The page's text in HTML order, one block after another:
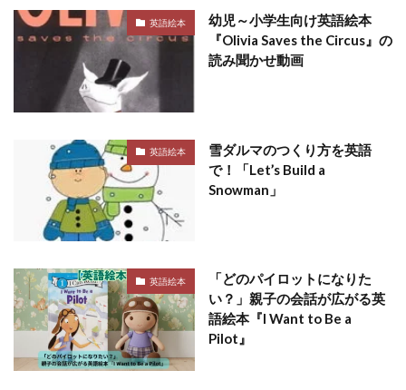
英語絵本
幼児～小学生向け英語絵本
『Olivia Saves the Circus』の
読み聞かせ動画
英語絵本
雪ダルマのつくり方を英語
で！「Let’s Build a
Snowman」
英語絵本
「どのパイロットになりた
い？」親子の会話が広がる英
語絵本『I Want to Be a
Pilot』